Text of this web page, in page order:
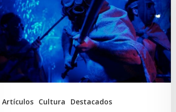
Artículos Cultura Destacados